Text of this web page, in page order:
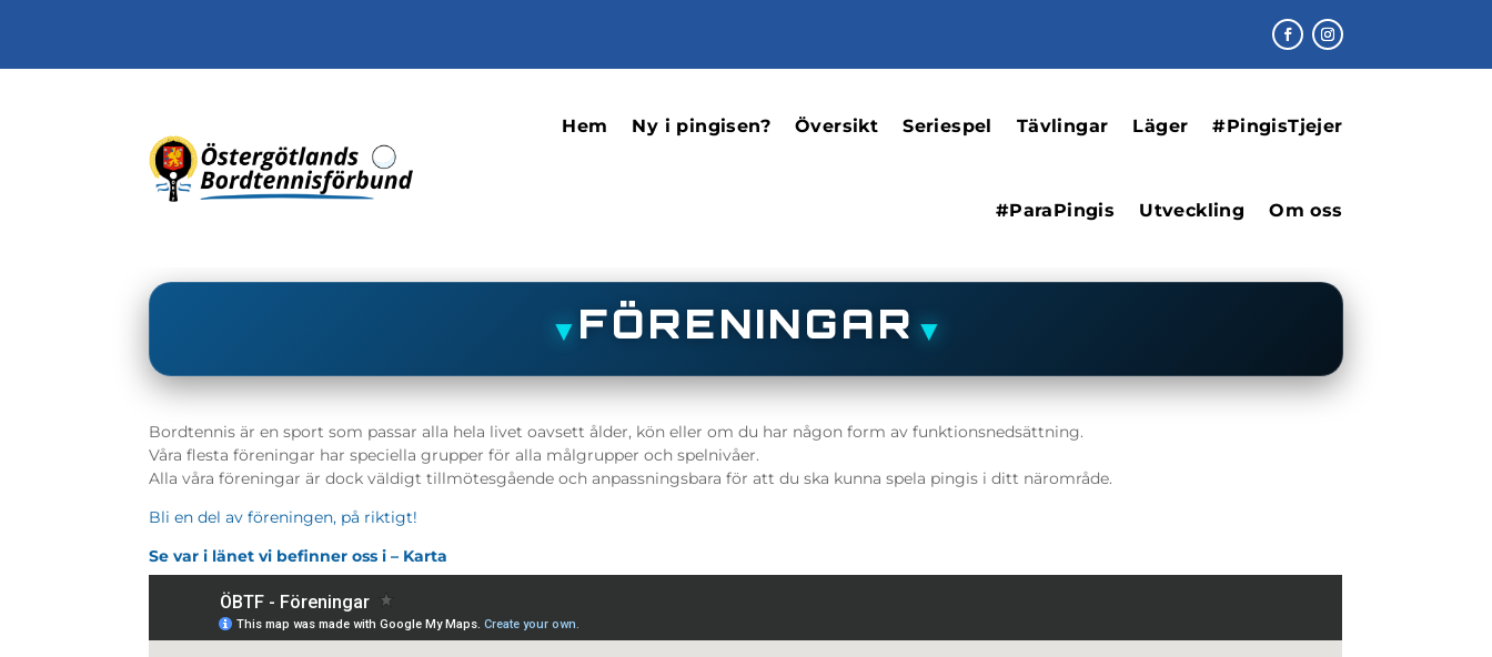
Hem Ny i pingisen? Översikt Seriespel Tävlingar Läger #PingisTjejer
#ParaPingis Utveckling Om oss
▼ FÖRENINGAR ▼
Bordtennis är en sport som passar alla hela livet oavsett ålder, kön eller om du har någon form av funktionsnedsättning.
Våra flesta föreningar har speciella grupper för alla målgrupper och spelnivåer.
Alla våra föreningar är dock väldigt tillmötesgående och anpassningsbara för att du ska kunna spela pingis i ditt närområde.
Bli en del av föreningen, på riktigt!
Se var i länet vi befinner oss i – Karta